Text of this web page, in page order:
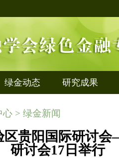
绿金动态 研究成果
> 绿金新闻
区贵阳国际研讨
研讨会17日举行